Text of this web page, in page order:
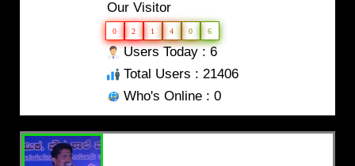
Our Visitor
0 2 1 4 0 6
Users Today : 6
Total Users : 21406
Who's Online : 0